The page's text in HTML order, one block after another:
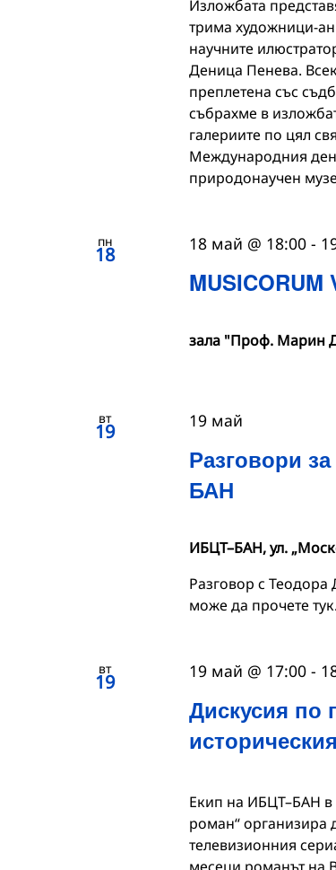
Изложбата
трима художници-
научните
Деница Пенева.
преплетена със
събрахме в
галериите по цял
Международния
природонаучен
пн
18
MUSICORUM
18 май @ 18:00-
зала "Проф. Марин
вт
19
Разговори
БАН
19 май
ИБЦТ–БАН, ул.
Разговор с Теодора
може да прочете тук.
вт
19
Дискусия по
19 май @ 17:00-
Екип на ИБЦТ–БАН в
роман“
телевизионния